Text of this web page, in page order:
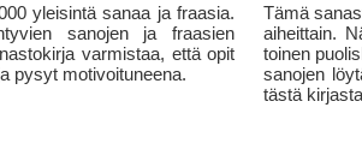
yleisintä sanaa ja fraasia.
sanojen ja fraasien
varmistaa, että opit
pysyt motivoituneena.
Tämä
aiheittain.
toinen
sanojen
tästä